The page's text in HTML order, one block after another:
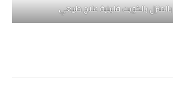
بالكويت فلبينية علاج طبيعي